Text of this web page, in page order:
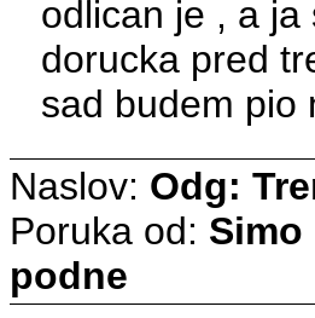
odlican je , a
dorucka pred
sad budem pio
Naslov: Odg:
Poruka od:
podne